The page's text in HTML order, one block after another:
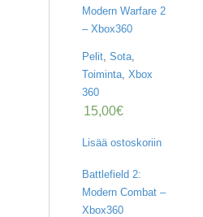
Modern Warfare 2
– Xbox360
Pelit, Sota,
Toiminta, Xbox
360
15,00€
Lisää ostoskoriin
Battlefield 2:
Modern Combat –
Xbox360